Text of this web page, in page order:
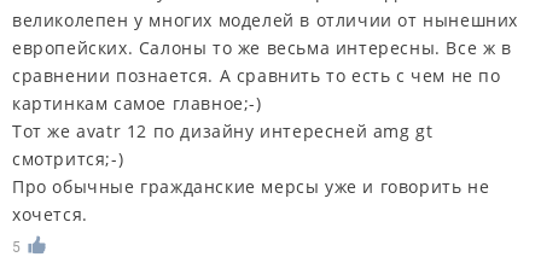
великолепен у многих моделей в отличии от нынешних
европейских. Салоны то же весьма интересны. Все ж в
сравнении познается. А сравнить то есть с чем не по
картинкам самое главное;-)
Тот же avatr 12 по дизайну интересней amg gt
смотрится;-)
Про обычные гражданские мерсы уже и говорить не
хочется.
5